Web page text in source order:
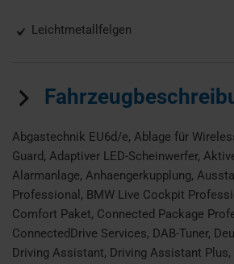
Leichtmetallfelgen
Abgastechnik EU6d/e, Ablage für
Guard, Adaptiver LED-Scheinwerfer,
Alarmanlage, Anhaengerkupplung,
Professional, BMW Live Cockpit
Comfort Paket, Connected Package
ConnectedDrive Services, DAB-Tuner,
Driving Assistant, Driving Assistant Plus,